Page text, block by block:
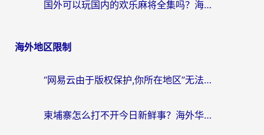
国外可以玩国内的欢乐麻将全集吗？海外党亲测有效的国服游戏加速指南
海外地区限制
“网易云由于版权保护,你所在地区”无法播放？海外党听国内音乐听书的加速器选择指南
柬埔寨怎么打不开今日新鲜事？海外华人追剧看新闻的加速器选择指南